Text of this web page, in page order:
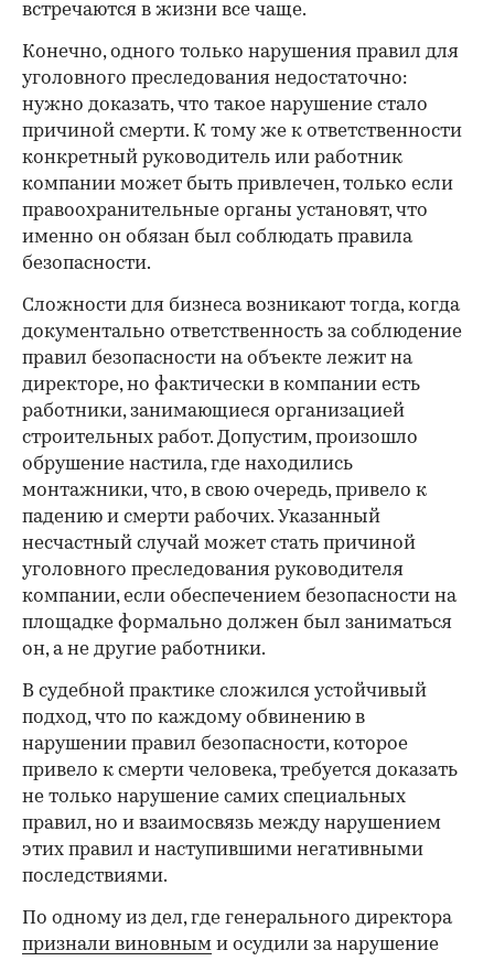
встречаются в жизни все чаще.
Конечно, одного только нарушения правил для
уголовного преследования недостаточно:
нужно доказать, что такое нарушение стало
причиной смерти. К тому же к ответственности
конкретный руководитель или работник
компании может быть привлечен, только если
правоохранительные органы установят, что
именно он обязан был соблюдать правила
безопасности.
Сложности для бизнеса возникают тогда, когда
документально ответственность за соблюдение
правил безопасности на объекте лежит на
директоре, но фактически в компании есть
работники, занимающиеся организацией
строительных работ. Допустим, произошло
обрушение настила, где находились
монтажники, что, в свою очередь, привело к
падению и смерти рабочих. Указанный
несчастный случай может стать причиной
уголовного преследования руководителя
компании, если обеспечением безопасности на
площадке формально должен был заниматься
он, а не другие работники.
В судебной практике сложился устойчивый
подход, что по каждому обвинению в
нарушении правил безопасности, которое
привело к смерти человека, требуется доказать
не только нарушение самих специальных
правил, но и взаимосвязь между нарушением
этих правил и наступившими негативными
последствиями.
По одному из дел, где генерального директора
признали виновным и осудили за нарушение